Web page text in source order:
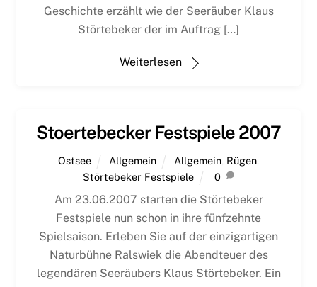
Geschichte erzählt wie der Seeräuber Klaus
Störtebeker der im Auftrag […]
Weiterlesen
Stoertebecker Festspiele 2007
Ostsee Allgemein Allgemein Rügen
Störtebeker Festspiele
0
Am 23.06.2007 starten die Störtebeker
Festspiele nun schon in ihre fünfzehnte
Spielsaison. Erleben Sie auf der einzigartigen
Naturbühne Ralswiek die Abendteuer des
legendären Seeräubers Klaus Störtebeker. Ein